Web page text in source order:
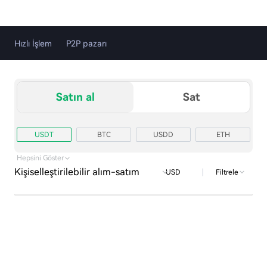
Hızlı İşlem P2P pazarı
Satın al Sat
USDT BTC USDD ETH
TRX
Hepsini Göster
Kişiselleştirilebilir alım-satım USD | Filtrele